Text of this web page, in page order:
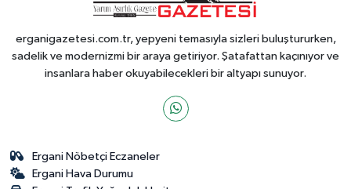
erganigazetesi.com.tr, yepyeni temasıyla sizleri buluştururken,
sadelik ve modernizmi bir araya getiriyor. Şatafattan kaçınıyor ve
insanlara haber okuyabilecekleri bir altyapı sunuyor.
Ergani Nöbetçi Eczaneler
Ergani Hava Durumu